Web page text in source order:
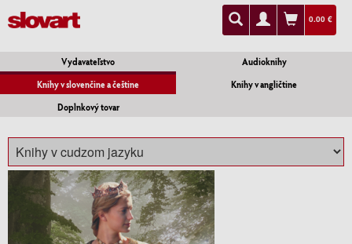
0.00 €
Vydavateľstvo
Audioknihy
Knihy v slovenčine a češtine
Knihy v angličtine
Doplnkový tovar